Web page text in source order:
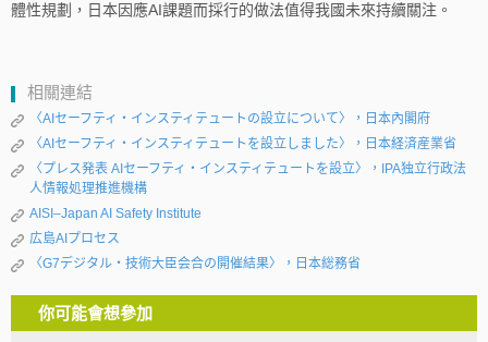
體性規劃，日本因應AI課題而採行的做法值得我國未來持續關注。
相關連結
〈AIセーフティ・インスティテュートの設立について〉，日本內閣府
〈AIセーフティ・インスティテュートを設立しました〉，日本経済産業省
〈プレス発表 AIセーフティ・インスティテュートを設立〉，IPA独立行政法
人情報処理推進機構
AISI–Japan AI Safety Institute
広島AIプロセス
〈G7デジタル・技術大臣会合の開催結果〉，日本総務省
你可能會想參加